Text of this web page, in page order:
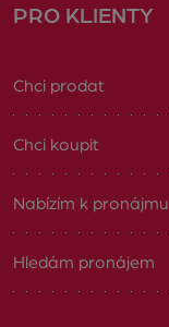
PRO KLIENTY
Chci prodat
Chci koupit
Nabízím k pronájmu
Hledám pronájem